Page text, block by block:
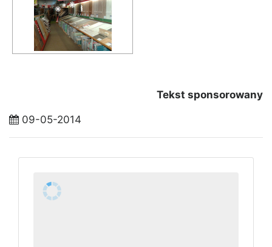
Tekst sponsorowany
09-05-2014